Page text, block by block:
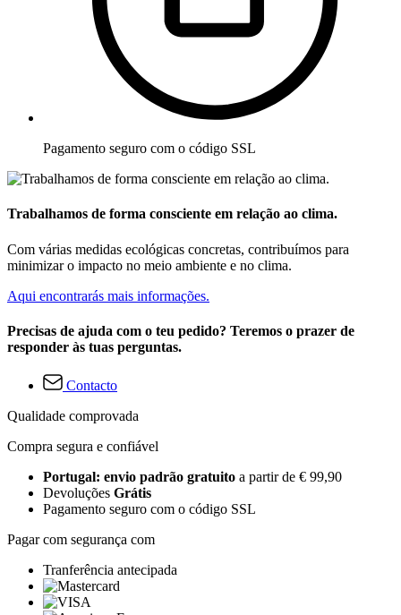
Pagamento seguro com o código SSL
Trabalhamos de forma consciente em relação ao clima.
Com várias medidas ecológicas concretas, contribuímos para
minimizar o impacto no meio ambiente e no clima.
Aqui encontrarás mais informações.
Precisas de ajuda com o teu pedido? Teremos o prazer de
responder às tuas perguntas.
Contacto
Qualidade comprovada
Compra segura e confiável
Portugal: envio padrão gratuito a partir de € 99,90
Devoluções Grátis
Pagamento seguro com o código SSL
Pagar com segurança com
Tranferência antecipada